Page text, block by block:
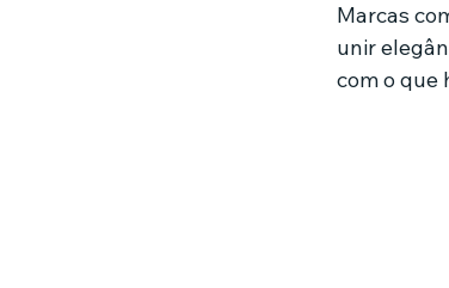
Marcas
unir
com o que